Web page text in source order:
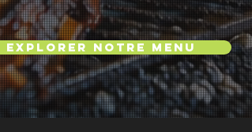
Explorer notre menu